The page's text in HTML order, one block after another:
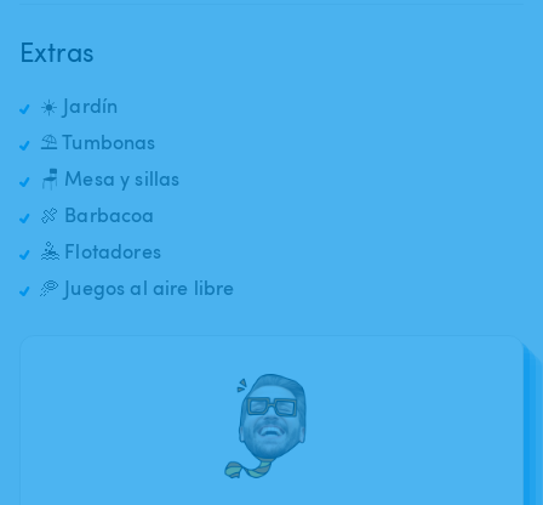
Extras
☀️ Jardín
⛱️ Tumbonas
🪑 Mesa y sillas
🍖 Barbacoa
🤽 Flotadores
🥏 Juegos al aire libre